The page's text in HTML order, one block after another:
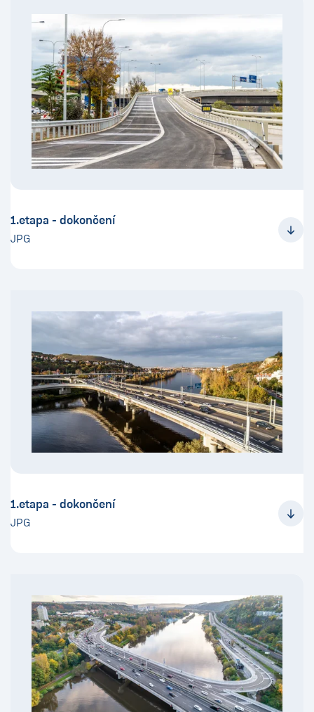
1.etapa - dokončení
JPG
1.etapa - dokončení
JPG